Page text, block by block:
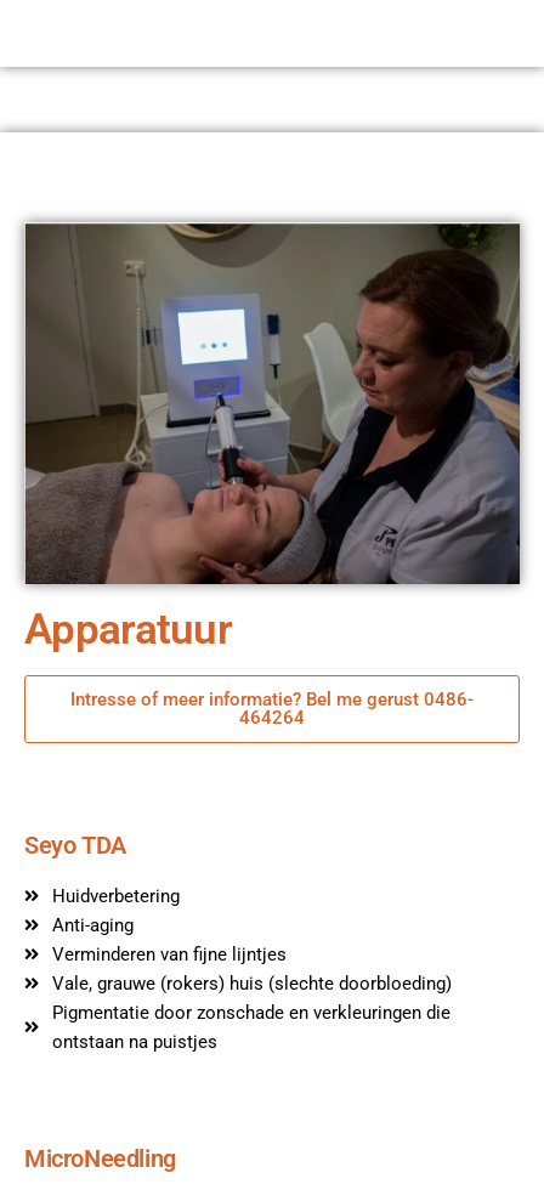
Apparatuur
Intresse of meer informatie? Bel me gerust 0486-
464264
Seyo TDA
Huidverbetering
Anti-aging
Verminderen van fijne lijntjes
Vale, grauwe (rokers) huis (slechte doorbloeding)
Pigmentatie door zonschade en verkleuringen die
ontstaan na puistjes
MicroNeedling